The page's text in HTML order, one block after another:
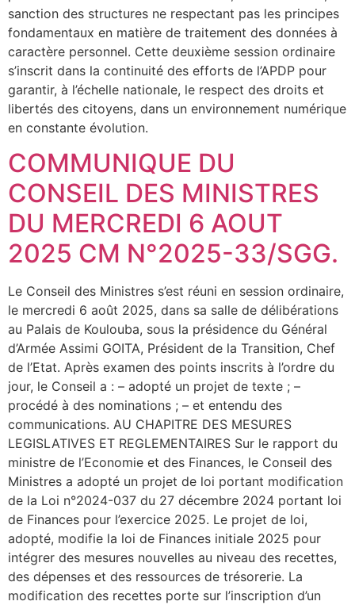
sanction des structures ne respectant pas les principes
fondamentaux en matière de traitement des données à
caractère personnel. Cette deuxième session ordinaire
s’inscrit dans la continuité des efforts de l’APDP pour
garantir, à l’échelle nationale, le respect des droits et
libertés des citoyens, dans un environnement numérique
en constante évolution.
COMMUNIQUE DU
CONSEIL DES MINISTRES
DU MERCREDI 6 AOUT
2025 CM N°2025-33/SGG.
Le Conseil des Ministres s’est réuni en session ordinaire,
le mercredi 6 août 2025, dans sa salle de délibérations
au Palais de Koulouba, sous la présidence du Général
d’Armée Assimi GOITA, Président de la Transition, Chef
de l’Etat. Après examen des points inscrits à l’ordre du
jour, le Conseil a : – adopté un projet de texte ; –
procédé à des nominations ; – et entendu des
communications. AU CHAPITRE DES MESURES
LEGISLATIVES ET REGLEMENTAIRES Sur le rapport du
ministre de l’Economie et des Finances, le Conseil des
Ministres a adopté un projet de loi portant modification
de la Loi n°2024-037 du 27 décembre 2024 portant loi
de Finances pour l’exercice 2025. Le projet de loi,
adopté, modifie la loi de Finances initiale 2025 pour
intégrer des mesures nouvelles au niveau des recettes,
des dépenses et des ressources de trésorerie. La
modification des recettes porte sur l’inscription d’un